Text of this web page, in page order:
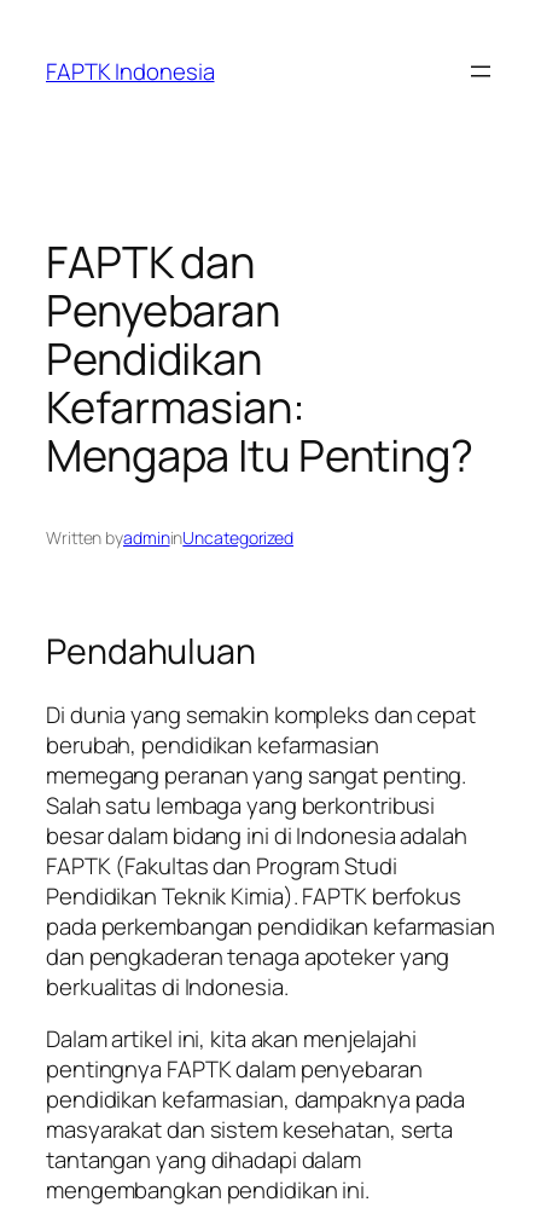
content
FAPTK Indonesia
FAPTK dan
Penyebaran
Pendidikan
Kefarmasian:
Mengapa Itu Penting?
Written byadmininUncategorized
Pendahuluan
Di dunia yang semakin kompleks dan cepat
berubah, pendidikan kefarmasian
memegang peranan yang sangat penting.
Salah satu lembaga yang berkontribusi
besar dalam bidang ini di Indonesia adalah
FAPTK (Fakultas dan Program Studi
Pendidikan Teknik Kimia). FAPTK berfokus
pada perkembangan pendidikan kefarmasian
dan pengkaderan tenaga apoteker yang
berkualitas di Indonesia.
Dalam artikel ini, kita akan menjelajahi
pentingnya FAPTK dalam penyebaran
pendidikan kefarmasian, dampaknya pada
masyarakat dan sistem kesehatan, serta
tantangan yang dihadapi dalam
mengembangkan pendidikan ini.